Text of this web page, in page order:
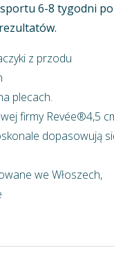
6-8 tygodni
z przodu
plecach.
firmy Revée®4,5
dopasowują
we Włoszech,